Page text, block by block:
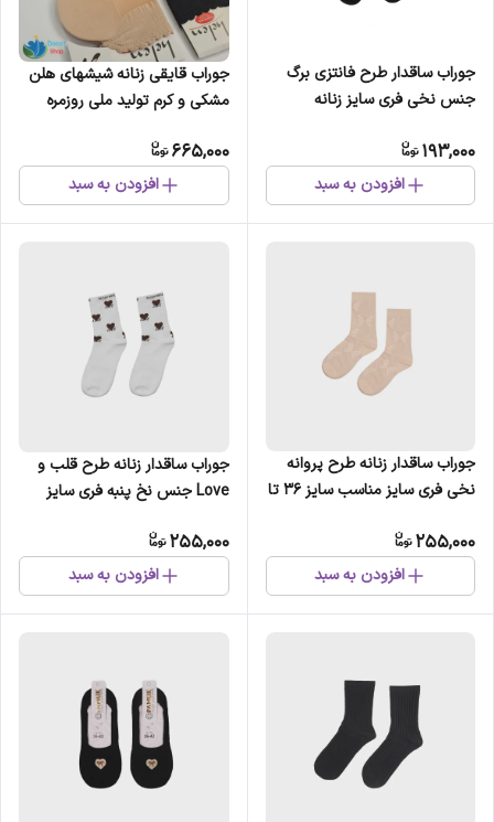
جوراب ساقدار طرح فانتزی برگ
جنس نخی فری سایز زنانه
193,000
افزودن به سبد
جوراب قایقی زنانه شیشهای هلن
مشکی و کرم تولید ملی روزمره
665,000
افزودن به سبد
جوراب ساقدار زنانه طرح پروانه
نخی فری سایز مناسب سایز 36 تا
255,000
افزودن به سبد
جوراب ساقدار زنانه طرح قلب و
Love جنس نخ پنبه فری سایز
255,000
افزودن به سبد